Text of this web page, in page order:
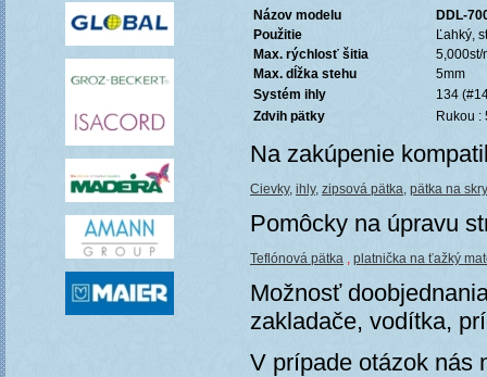
Názov modelu
DDL-
Použitie
Ľahký,
Max. rýchlosť šitia
5,000st/
Max. dĺžka stehu
5mm
Systém ihly
134
Zdvih pätky
Rukou :
Na zakúpenie
Cievky, ihly, zipsová pätka, pätka na
Pomôcky na úpravu
Teflónová pätka , platnička na ťažký
Možnosť
zakladače, vodítka,
V prípade otázok nás